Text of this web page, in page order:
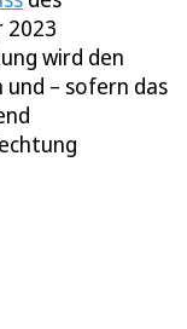
2023
wird den
– sofern das